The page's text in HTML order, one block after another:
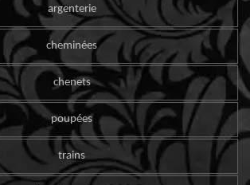
argenterie
cheminées
chenets
poupées
trains